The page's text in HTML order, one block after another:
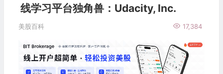
线学习平台独角兽：Udacity, Inc.
美股百科 17,384